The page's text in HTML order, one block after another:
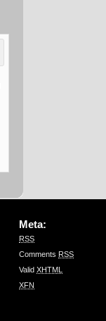
Meta:
RSS
Comments RSS
Valid XHTML
XFN